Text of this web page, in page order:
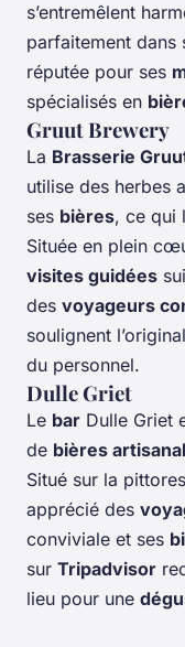
s’entremêlent
parfaitement dans
réputée pour ses
spécialisés en
Gruut Brewery
La Brasserie
utilise des herbes
ses bières, ce qui
Située en plein
visites guidées
des voyageurs
soulignent
du personnel.
Dulle Griet
Le bar Dulle Griet
de bières
Situé sur la
apprécié des
conviviale et ses
sur Tripadvisor
lieu pour une